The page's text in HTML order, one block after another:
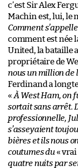
c’est Sir Alex
Machin est, lui, le
Comment
comment est née
United, la bataille
propriétaire de
nous un million de
Ferdinand a
« À West Ham, on
sortait sans arrêt.
professionnelle,
s’asseyaient
bières et ils nous
coutumes du «
quatre nuits par